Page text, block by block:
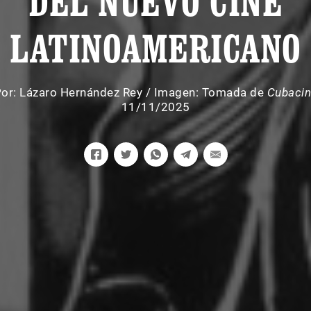
LATINOAMERICANO
Lázaro Hernández Rey / Imagen: Tomada de
11/11/2025